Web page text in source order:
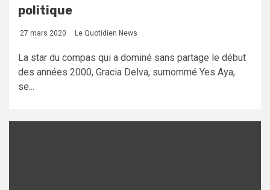
politique
27 mars 2020 Le Quotidien News
La star du compas qui a dominé sans partage le début
des années 2000, Gracia Delva, surnommé Yes Aya,
se...